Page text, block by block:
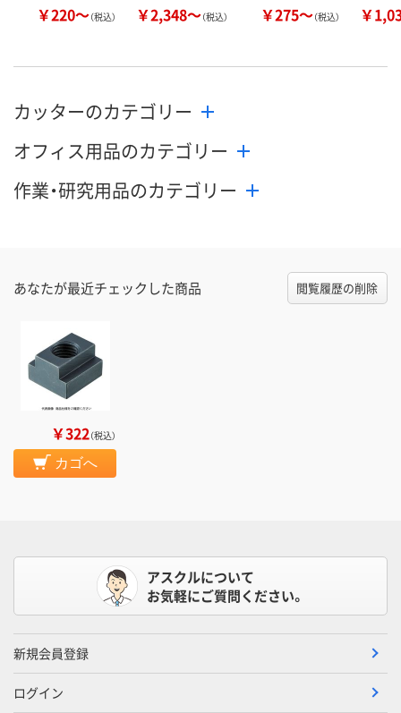
￥220～（税込） ￥2,348～（税込） ￥275～（税込） ￥
カッターのカテゴリー
オフィス用品のカテゴリー
作業・研究用品のカテゴリー
あなたが最近チェックした商品 閲覧履歴の削除
￥322（税込）
カゴへ
アスクルについて
お気軽にご質問ください。
新規会員登録
ログイン